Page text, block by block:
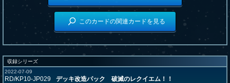
このカードの関連カードを見る
収録シリーズ
2022-07-09
RD/KP10-JP029 デッキ改造パック 破滅のレクイエム！！